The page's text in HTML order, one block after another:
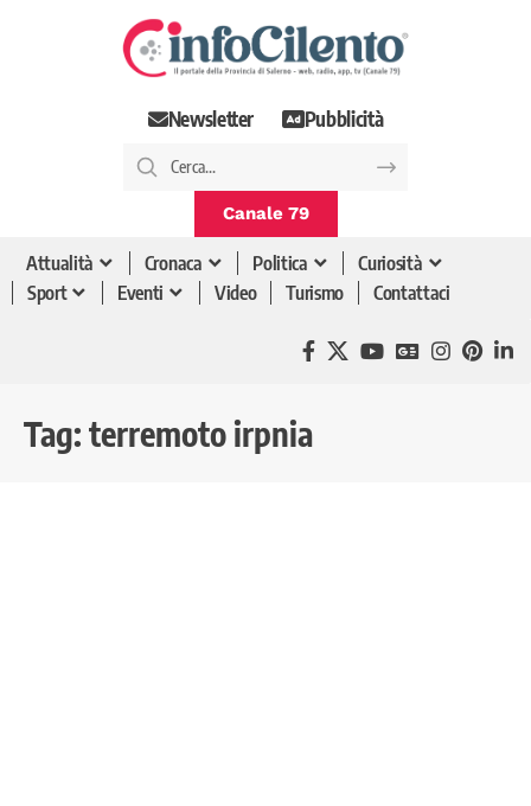
Newsletter Pubblicità
Canale 79
Attualità Cronaca Politica
Curiosità
Sport
Eventi Video Turismo Contattaci
Tag: terremoto irpnia